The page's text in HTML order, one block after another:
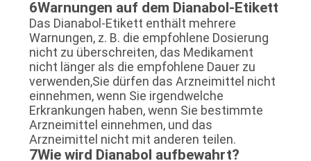
6Warnungen auf dem Dianabol-Etikett
Das Dianabol-Etikett enthält mehrere
Warnungen, z. B. die empfohlene Dosierung
nicht zu überschreiten, das Medikament
nicht länger als die empfohlene Dauer zu
verwenden,Sie dürfen das Arzneimittel nicht
einnehmen, wenn Sie irgendwelche
Erkrankungen haben, wenn Sie bestimmte
Arzneimittel einnehmen, und das
Arzneimittel nicht mit anderen teilen.
7Wie wird Dianabol aufbewahrt?